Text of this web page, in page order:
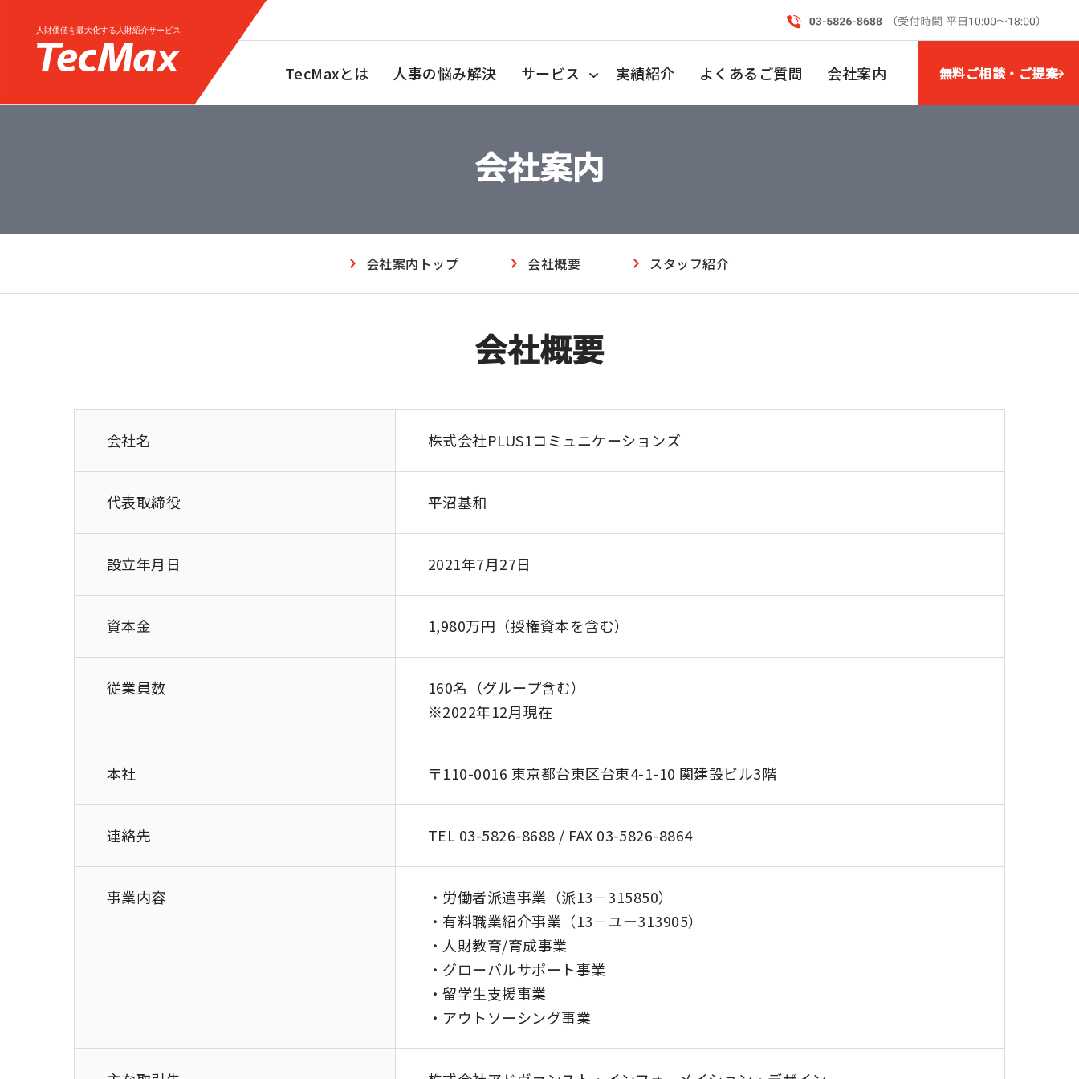
TecMaxとは 人事の悩み解決 サービス 実績紹介 よくあるご質問 会社案内 無料ご相談・ご提案
会社案内
会社案内トップ 会社概要 スタッフ紹介
会社概要
会社名 株式会社PLUS1コミュニケーションズ
代表取締役 平沼基和
設立年月日 2021年7月27日
資本金 1,980万円（授権資本を含む）
従業員数
160名（グループ含む）
※2022年12月現在
本社 〒110-0016 東京都台東区台東4-1-10 関建設ビル3階
連絡先 TEL 03-5826-8688 / FAX 03-5826-8864
事業内容
・労働者派遣事業（派13－315850）
・有料職業紹介事業（13－ユー313905）
・人財教育/育成事業
・グローバルサポート事業
・留学生支援事業
・アウトソーシング事業